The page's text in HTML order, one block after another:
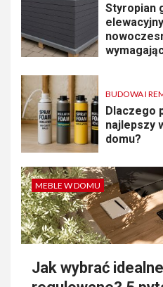
Styropian
BUDOWA I
Dlaczego
najlepszy
domu?
MEBLE W DOMU
Jak wybrać